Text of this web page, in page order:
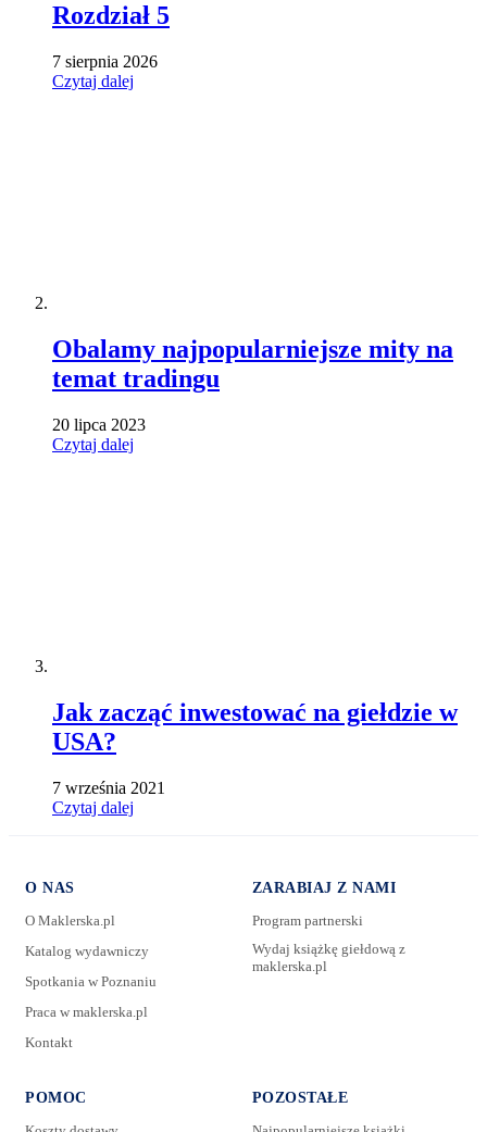
Rozdział 5
7 sierpnia 2026
Czytaj dalej
Obalamy najpopularniejsze mity na
temat tradingu
20 lipca 2023
Czytaj dalej
Jak zacząć inwestować na giełdzie w
USA?
7 września 2021
Czytaj dalej
O NAS
O Maklerska.pl
Katalog wydawniczy
Spotkania w Poznaniu
Praca w maklerska.pl
Kontakt
ZARABIAJ Z NAMI
Program partnerski
Wydaj książkę giełdową z
maklerska.pl
POMOC
POZOSTAŁE
E-mail: